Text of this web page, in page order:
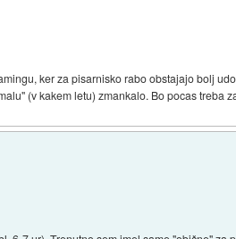
ker za pisarnisko rabo obstajajo bolj
(v kakem letu) zmankalo. Bo pocas treba